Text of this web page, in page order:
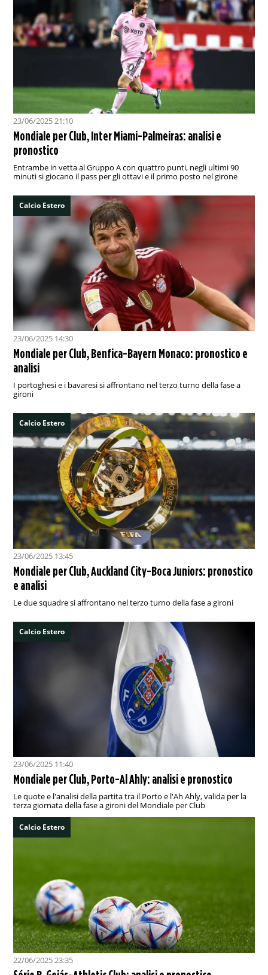
23/06/2025 21:10
Mondiale per Club, Inter Miami-Palmeiras: analisi e
pronostico
Entrambe in vetta al Gruppo A con quattro punti, negli ultimi 90
minuti si giocano il pass per gli ottavi e il primo posto nel girone
Calcio Estero
23/06/2025 14:30
Mondiale per Club, Benfica-Bayern Monaco: pronostico e
analisi
I portoghesi e i bavaresi si affrontano nel terzo turno della fase a
gironi
Calcio Estero
23/06/2025 13:45
Mondiale per Club, Auckland City-Boca Juniors: pronostico
e analisi
Le due squadre si affrontano nel terzo turno della fase a gironi
Calcio Estero
23/06/2025 11:40
Mondiale per Club, Porto-Al Ahly: analisi e pronostico
Le quote e l'analisi della partita tra il Porto e l'Ah Ahly, valida per la
terza giornata della fase a gironi del Mondiale per Club
Calcio Estero
22/06/2025 23:35